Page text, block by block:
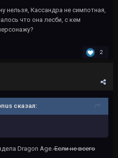
нельзя, Кассандра не симпотная,
что она лесби, с кем
2
сказал:
Dragon Age.Если не всего